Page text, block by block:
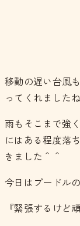
移動の遅い台風
ってくれましたね
雨もそこまで強
にはある程度落
きました＾＾
今日はプードルの
『緊張するけど